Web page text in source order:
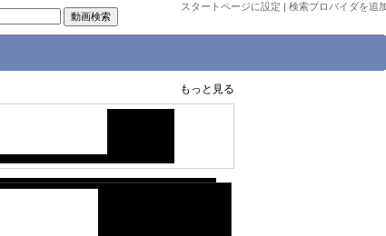
スタートページに設定 | 検索プロバイダを追
もっと見る